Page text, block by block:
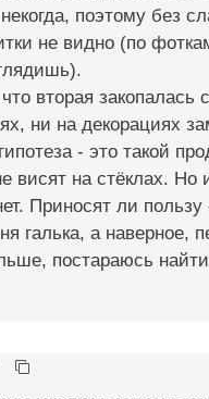
поэтому без
не видно (по
вторая
ни на декорациях
- это такой
висят на стёклах.
Приносят ли
галька, а наверное,
постараюсь